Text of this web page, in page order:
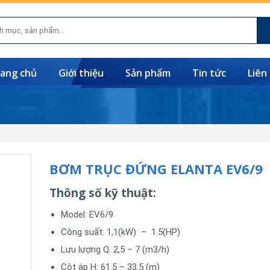
chủ Giới thiệu Sản phẩm Tin tức Liên
BƠM TRỤC ĐỨNG ELANTA EV6/9
Thông số kỹ thuật:
Model: EV6/9
Công suất: 1,1(kW) – 1.5(HP)
Lưu lượng Q: 2,5 – 7 (m3/h)
Cột áp H: 61.5 – 33.5 (m)